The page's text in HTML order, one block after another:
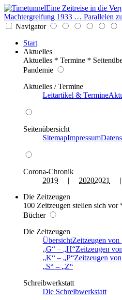
Eine Zeitreise in die
Machtergreifung 1933 … Parallelen
Navigator
Start
Aktuelles
Aktuelles * Termine *
Pandemie
Aktuelles / Termine
Leitartikel & Termine
Seitenübersicht
SitemapImpressum
Corona-Chronik
2019 | 20202021
Die Zeitzeugen
100 Zeitzeugen stellen sich vor
Bücher
Die Zeitzeugen
ÜbersichtZeitzeugen von
G
– H Zeitzeugen von
K
– P Zeitzeugen von
S
–
Z
Schreibwerkstatt
Die Schreibwerkstatt